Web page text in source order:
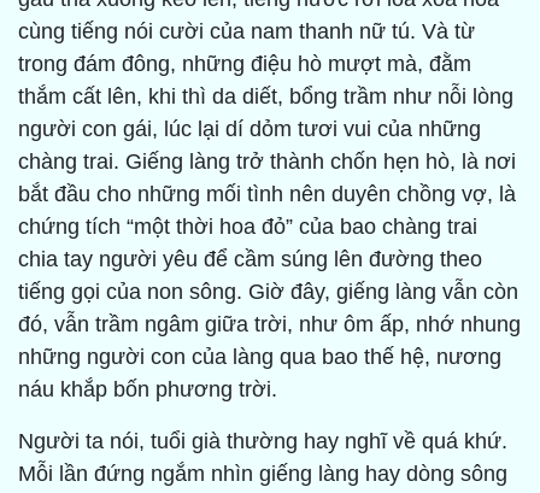
cùng tiếng nói cười của nam thanh nữ tú. Và từ
trong đám đông, những điệu hò mượt mà, đằm
thắm cất lên, khi thì da diết, bổng trầm như nỗi lòng
người con gái, lúc lại dí dỏm tươi vui của những
chàng trai. Giếng làng trở thành chốn hẹn hò, là nơi
bắt đầu cho những mối tình nên duyên chồng vợ, là
chứng tích “một thời hoa đỏ” của bao chàng trai
chia tay người yêu để cầm súng lên đường theo
tiếng gọi của non sông. Giờ đây, giếng làng vẫn còn
đó, vẫn trầm ngâm giữa trời, như ôm ấp, nhớ nhung
những người con của làng qua bao thế hệ, nương
náu khắp bốn phương trời.
Người ta nói, tuổi già thường hay nghĩ về quá khứ.
Mỗi lần đứng ngắm nhìn giếng làng hay dòng sông